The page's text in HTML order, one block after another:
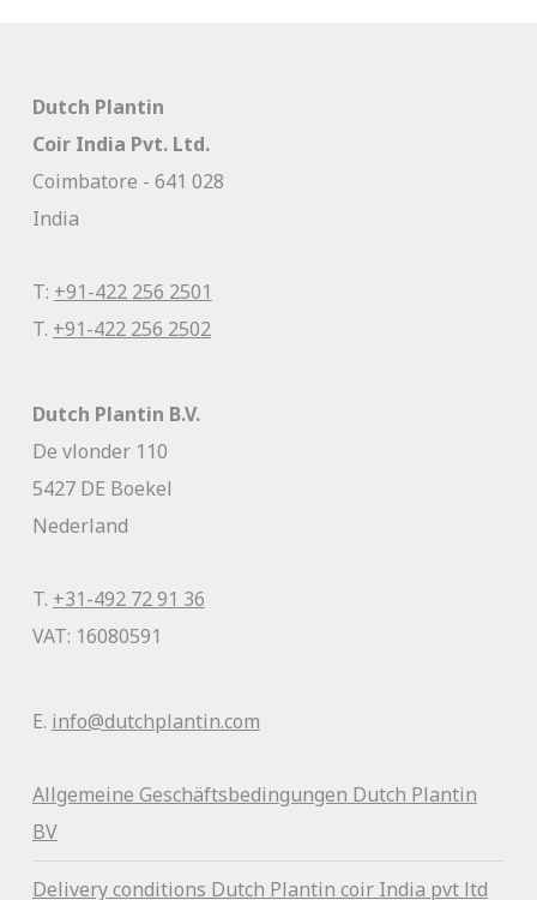
Dutch Plantin
Coir India Pvt. Ltd.
Coimbatore - 641 028
India
T: +91-422 256 2501
T. +91-422 256 2502
Dutch Plantin B.V.
De vlonder 110
5427 DE Boekel
Nederland
T. +31-492 72 91 36
VAT: 16080591
E. info@dutchplantin.com
Allgemeine Geschäftsbedingungen Dutch Plantin
BV
Delivery conditions Dutch Plantin coir India pvt ltd